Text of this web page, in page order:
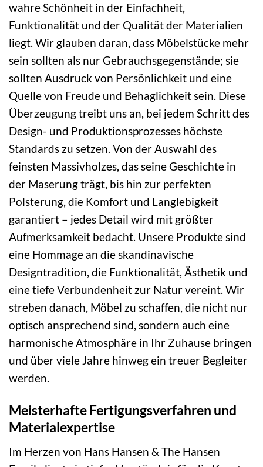
wahre Schönheit in der Einfachheit,
Funktionalität und der Qualität der Materialien
liegt. Wir glauben daran, dass Möbelstücke mehr
sein sollten als nur Gebrauchsgegenstände; sie
sollten Ausdruck von Persönlichkeit und eine
Quelle von Freude und Behaglichkeit sein. Diese
Überzeugung treibt uns an, bei jedem Schritt des
Design- und Produktionsprozesses höchste
Standards zu setzen. Von der Auswahl des
feinsten Massivholzes, das seine Geschichte in
der Maserung trägt, bis hin zur perfekten
Polsterung, die Komfort und Langlebigkeit
garantiert – jedes Detail wird mit größter
Aufmerksamkeit bedacht. Unsere Produkte sind
eine Hommage an die skandinavische
Designtradition, die Funktionalität, Ästhetik und
eine tiefe Verbundenheit zur Natur vereint. Wir
streben danach, Möbel zu schaffen, die nicht nur
optisch ansprechend sind, sondern auch eine
harmonische Atmosphäre in Ihr Zuhause bringen
und über viele Jahre hinweg ein treuer Begleiter
werden.
Meisterhafte Fertigungsverfahren und
Materialexpertise
Im Herzen von Hans Hansen & The Hansen